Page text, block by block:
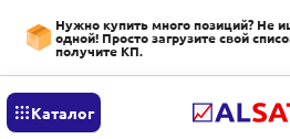
Нужно купить много позиций? Не
одной! Просто загрузите свой
получите КП.
Каталог